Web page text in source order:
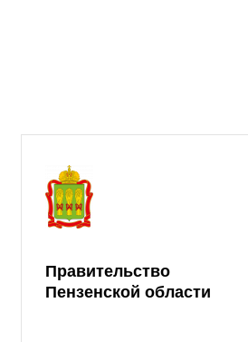
Правительство
Пензенской области